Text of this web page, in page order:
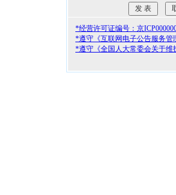
*经营许可证编号：京
*遵守《互联网电子公告服务管
*遵守《全国人大常委会关于维